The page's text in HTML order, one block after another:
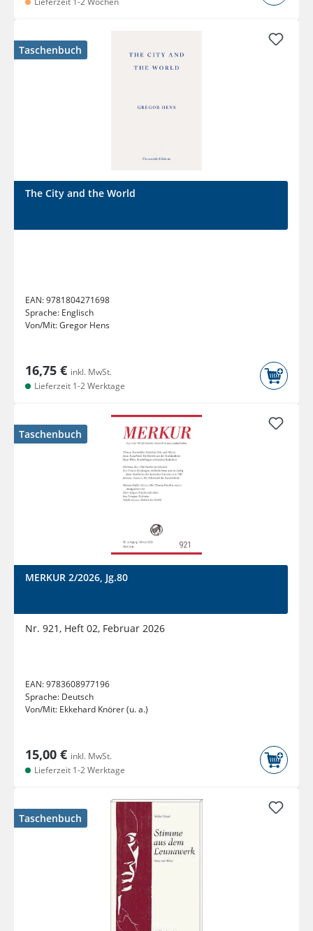
Taschenbuch
The City and the World
EAN:9781804271698
Sprache: Englisch
Von/Mit:Gregor Hens
16,75 € inkl. MwSt.
Lieferzeit 1-2 Werktage
Taschenbuch
MERKUR 2/2026, Jg.80
Nr. 921, Heft 02, Februar 2026
EAN:9783608977196
Sprache: Deutsch
Von/Mit: Ekkehard Knörer (u. a.)
15,00 € inkl. MwSt.
Lieferzeit 1-2 Werktage
Taschenbuch